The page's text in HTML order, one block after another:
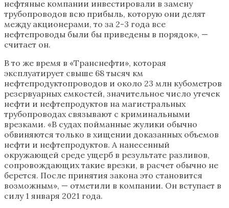
нефтяные компании инвестировали в замену
трубопроводов всю прибыль, которую они делят
между акционерами, то за 2-3 года все
нефтепроводы были бы приведены в порядок», —
считает он.
В то же время в «Транснефти», которая
эксплуатирует свыше 68 тысяч км
нефтепродуктопроводов и около 23 млн кубометров
резервуарных емкостей, значительное число утечек
нефти и нефтепродуктов на магистральных
трубопроводах связывают с криминальными
врезками. «В судах пойманные жулики обычно
обвиняются только в хищении доказанных объемов
нефти и нефтепродуктов. А нанесенный
окружающей среде ущерб в результате разливов,
сопровождающих такие врезки, в расчет обычно не
берется. После принятия закона это становится
возможным», — отметили в компании. Он вступает в
силу 1 января 2021 года.